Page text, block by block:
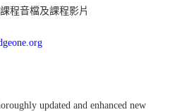
程音檔及課程影片
updated and enhanced new